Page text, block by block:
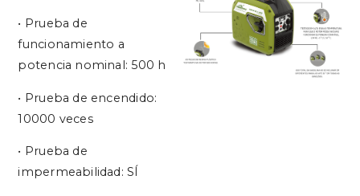
• Prueba de
funcionamiento a
potencia nominal: 500 h
• Prueba de encendido:
10000 veces
• Prueba de
impermeabilidad: SÍ